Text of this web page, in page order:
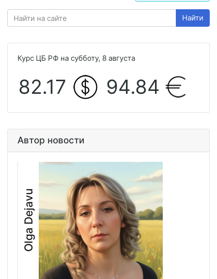
Найти
Курс ЦБ РФ на субботу, 8 августа
82.17 94.84
Автор новости
Olga Dejavu